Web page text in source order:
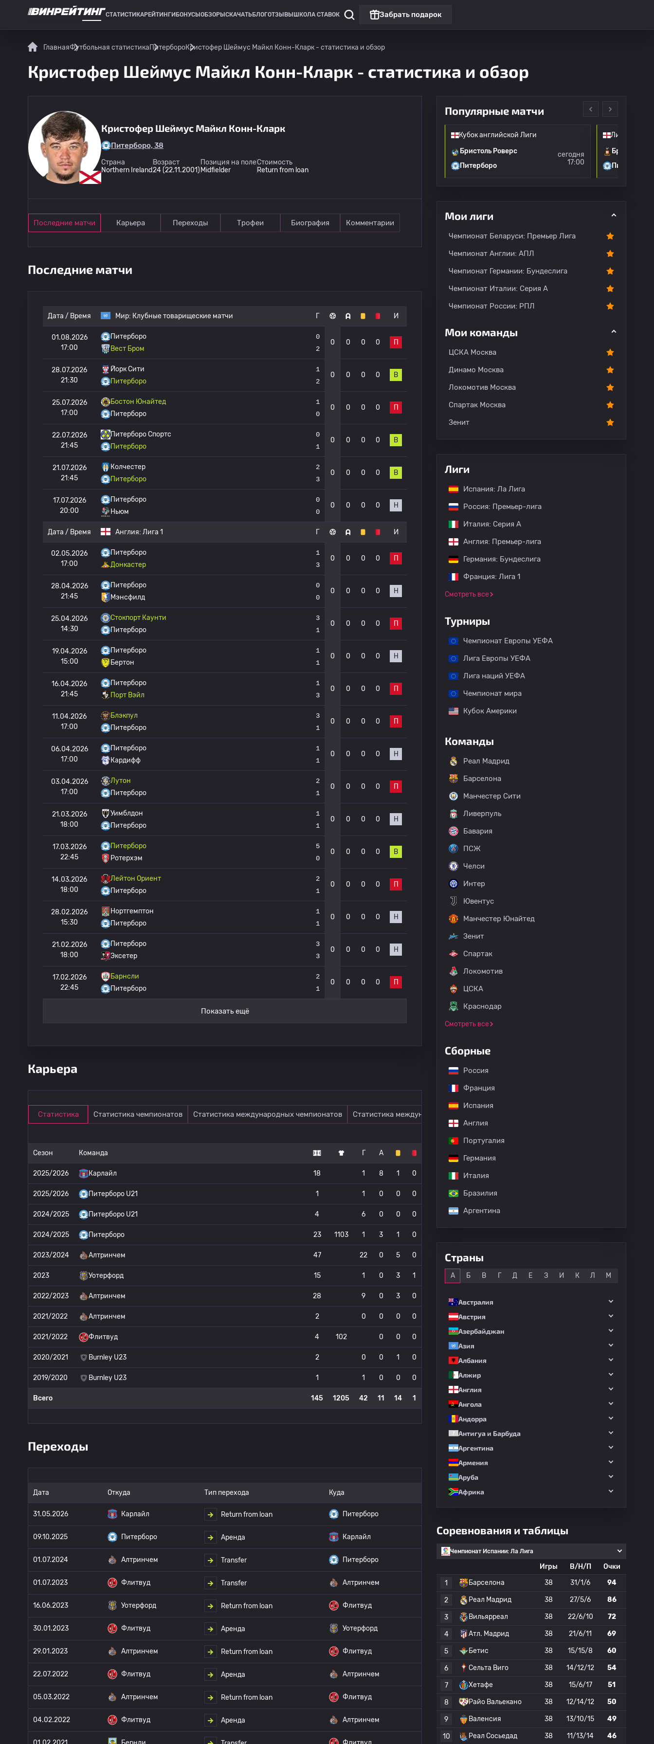
СТАТИСТИКАРЕЙТИНГИ БОНУСЫ ОБЗОРЫ СКАЧАТЬ БЛОГОТЗЫВЫ ШКОЛА СТАВОК Забрать подарок
ГлавнаяФутбольная статистикаПитербороКристофер Шеймус Майкл Конн-Кларк - статистика и обзор
Кристофер Шеймус Майкл Конн-Кларк - статистика и обзор
Кристофер Шеймус Майкл Конн-Кларк
Питерборо, 38
Страна
Northern Ireland
Возраст
24 (22.11.2001)
Позиция на поле
Midfielder
Стоимость
Return from loan
Последние матчи Карьера Переходы Трофеи Биография Комментарии
Последние матчи
Дата / Время Мир: Клубные товарищеские матчи Г И
01.08.2026
17:00
Питерборо
Вест Бром
0
2
0 0 0 0 П
28.07.2026
21:30
Йорк Сити
Питерборо
1
2
0 0 0 0 В
25.07.2026
17:00
Бостон Юнайтед
Питерборо
1
0
0 0 0 0 П
22.07.2026
21:45
Питерборо Спортс
Питерборо
0
1
0 0 0 0 В
21.07.2026
21:45
Колчестер
Питерборо
2
3
0 0 0 0 В
17.07.2026
20:00
Питерборо
Ньюм
0
0
0 0 0 0 Н
Дата / Время Англия: Лига 1 Г И
02.05.2026
17:00
Питерборо
Донкастер
1
3
0 0 0 0 П
28.04.2026
21:45
Питерборо
Мэнсфилд
0
0
0 0 0 0 Н
25.04.2026
14:30
Стокпорт Каунти
Питерборо
3
1
0 0 0 0 П
19.04.2026
15:00
Питерборо
Бертон
1
1
0 0 0 0 Н
16.04.2026
21:45
Питерборо
Порт Вэйл
1
3
0 0 0 0 П
11.04.2026
17:00
Блэкпул
Питерборо
3
1
0 0 0 0 П
06.04.2026
17:00
Питерборо
Кардифф
1
1
0 0 0 0 Н
03.04.2026
17:00
Лутон
Питерборо
2
1
0 0 0 0 П
21.03.2026
18:00
Уимблдон
Питерборо
1
1
0 0 0 0 Н
17.03.2026
22:45
Питерборо
Ротерхэм
5
0
0 0 0 0 В
14.03.2026
18:00
Лейтон Ориент
Питерборо
2
1
0 0 0 0 П
28.02.2026
15:30
Нортгемптон
Питерборо
1
1
0 0 0 0 Н
21.02.2026
18:00
Питерборо
Эксетер
3
3
0 0 0 0 Н
17.02.2026
22:45
Барнсли
Питерборо
2
1
0 0 0 0 П
Показать ещё
Карьера
Статистика Статистика чемпионатов Статистика международных чемпионатов Статистика международных матчей
Сезон Команда Г А
2025/2026 Карлайл 18 1 8 1 0
2025/2026 Питерборо U21 1 1 0 0 0
2024/2025 Питерборо U21 4 6 0 0 0
2024/2025 Питерборо 23 1103 1 3 1 0
2023/2024 Алтринчем 47 22 0 5 0
2023 Уотерфорд 15 1 0 3 1
2022/2023 Алтринчем 28 9 0 3 0
2021/2022 Алтринчем 2 0 0 0 0
2021/2022 Флитвуд 4 102 0 0 0
2020/2021 Burnley U23 2 0 0 1 0
2019/2020 Burnley U23 1 1 0 0 0
Всего 145 1205 42 11 14 1
Переходы
Дата Откуда Тип перехода Куда
31.05.2026 Карлайл Return from loan Питерборо
09.10.2025 Питерборо Аренда Карлайл
01.07.2024 Алтринчем Transfer Питерборо
01.07.2023 Флитвуд Transfer Алтринчем
16.06.2023 Уотерфорд Return from loan Флитвуд
30.01.2023 Флитвуд Аренда Уотерфорд
29.01.2023 Алтринчем Return from loan Флитвуд
22.07.2022 Флитвуд Аренда Алтринчем
05.03.2022 Алтринчем Return from loan Флитвуд
04.02.2022 Флитвуд Аренда Алтринчем
Популярные матчи
Кубок английской Лиги
Бристоль Роверс
Питерборо
сегодня
17:00
Лига 1
Брэдфорд
Питерборо
Мои лиги
Чемпионат Беларуси: Премьер Лига
Чемпионат Англии: АПЛ
Чемпионат Германии: Бундеслига
Чемпионат Италии: Серия А
Чемпионат России: РПЛ
Мои команды
ЦСКА Москва
Динамо Москва
Локомотив Москва
Спартак Москва
Зенит
Лиги
Испания: Ла Лига
Россия: Премьер-лига
Италия: Серия А
Англия: Премьер-лига
Германия: Бундеслига
Франция: Лига 1
Смотреть все
Турниры
Чемпионат Европы УЕФА
Лига Европы УЕФА
Лига наций УЕФА
Чемпионат мира
Кубок Америки
Команды
Реал Мадрид
Барселона
Манчестер Сити
Ливерпуль
Бавария
ПСЖ
Челси
Интер
Ювентус
Манчестер Юнайтед
Зенит
Спартак
Локомотив
ЦСКА
Краснодар
Смотреть все
Сборные
Россия
Франция
Испания
Англия
Португалия
Германия
Италия
Бразилия
Аргентина
Страны
А Б В Г Д Е З И К Л М
Австралия
Австрия
Азербайджан
Азия
Албания
Алжир
Англия
Ангола
Андорра
Антигуа и Барбуда
Аргентина
Армения
Аруба
Африка
Соревнования и таблицы
Чемпионат Испании: Ла Лига
Игры В/Н/П
Очки
1
Барселона 38 31/1/6 94
2 Реал Мадрид 38 27/5/6 86
3 Вильярреал 38 22/6/10 72
4 Атл. Мадрид 38 21/6/11 69
5 Бетис 38 15/15/8 60
6 Сельта Виго 38 14/12/12 54
7 Хетафе 38 15/6/17 51
8 Райо Вальекано 38 12/14/12 50
9 Валенсия 38 13/10/15 49
10 Реал Сосьедад 38 11/13/14 46